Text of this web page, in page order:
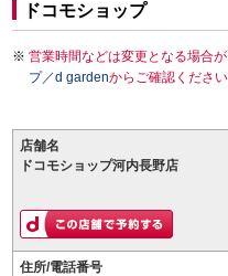
ドコモショップ
営業時間などは変更となる場合
プ／d gardenからご確認ください
店舗名
ドコモショップ河内長野店
住所/電話番号